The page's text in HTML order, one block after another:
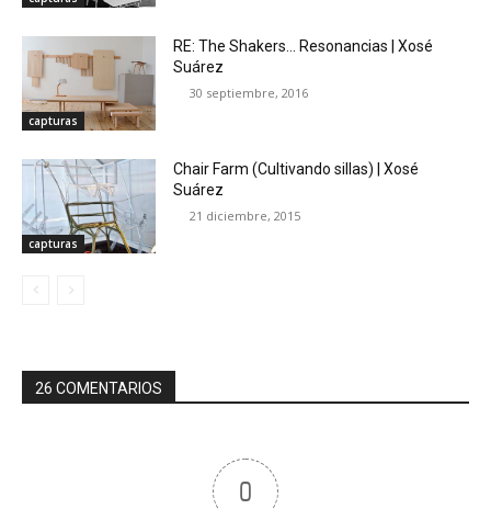
capturas
RE: The Shakers… Resonancias | Xosé
Suárez
30 septiembre, 2016
capturas
Chair Farm (Cultivando sillas) | Xosé
Suárez
21 diciembre, 2015
26 COMENTARIOS
0